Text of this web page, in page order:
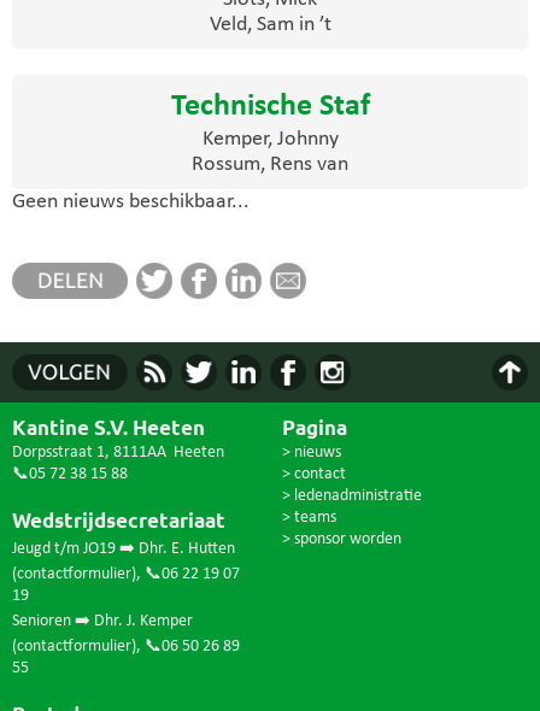
Veld, Sam in ’t
Technische Staf
Kemper, Johnny
Rossum, Rens van
Geen nieuws beschikbaar...
Kantine S.V. Heeten
Dorpsstraat 1, 8111AA Heeten
📞05 72 38 15 88
Wedstrijdsecretariaat
Jeugd t/m JO19 ➡️ Dhr. E. Hutten
(contactformulier), 📞06 22 19 07
19
Senioren ➡️ Dhr. J. Kemper
(contactformulier), 📞06 50 26 89
55
Pagina
> nieuws
> contact
> ledenadministratie
> teams
> sponsor worden